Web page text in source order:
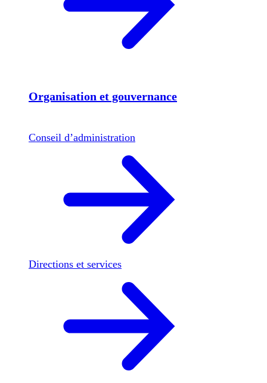
Organisation et gouvernance
Conseil d’administration
Directions et services